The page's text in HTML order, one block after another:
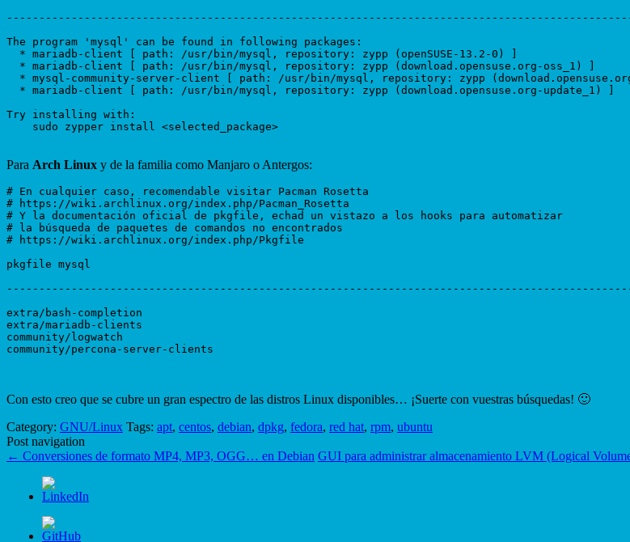
The program 'mysql' can be found in following packages:
  * mariadb-client [ path: /usr/bin/mysql, repository: zypp (openSUSE-13.2-0) ]
  * mariadb-client [ path: /usr/bin/mysql, repository: zypp (download.opensuse.org-oss_1) ]
* mysql-community-server-client [ path: /usr/bin/mysql, repository: zypp
  * mariadb-client [ path: /usr/bin/mysql, repository: zypp (download.opensuse.org-update_1) ]
Try installing with:
    sudo zypper install <selected_package>
Para Arch Linux y de la familia como Manjaro o Antergos:
# En cualquier caso, recomendable visitar Pacman Rosetta
# https://wiki.archlinux.org/index.php/Pacman_Rosetta
# Y la documentación oficial de pkgfile, echad un vistazo a los hooks para automatizar
# la búsqueda de paquetes de comandos no encontrados
# https://wiki.archlinux.org/index.php/Pkgfile
pkgfile mysql
extra/bash-completion
extra/mariadb-clients
community/logwatch
community/percona-server-clients
Con esto creo que se cubre un gran espectro de las distros Linux disponibles… ¡Suerte con vuestras búsquedas! 🙂
Category: GNU/Linux Tags: apt, centos, debian, dpkg, fedora, red hat, rpm, ubuntu
Post navigation
← Conversiones de formato MP4, MP3, OGG… en Debian GUI para administrar almacenamiento LVM (Logical